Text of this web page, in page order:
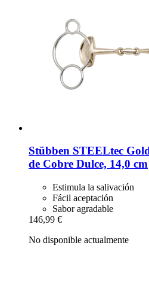
Stübben STEELtec
de Cobre Dulce, 14,0 cm
Estimula la salivación
Fácil aceptación
Sabor agradable
146,99 €
No disponible actualmente